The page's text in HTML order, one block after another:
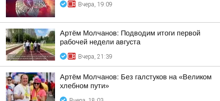
Вчера, 19:09
Артём Молчанов: Подводим итоги первой
рабочей недели августа
Вчера, 21:39
Артём Молчанов: Без галстуков на «Великом
хлебном пути»